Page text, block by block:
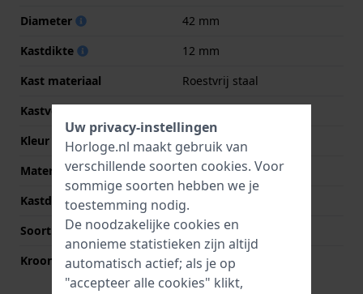
Diameter
42 mm
Kastdikte
12 mm
Kast materiaal
Roestvrij staal
Kastvorm
Kleur kast
Zilver
Materiaal kastdeksel
Roestvrij staal
Kastdeksel
Klikkast
Soort glas
Mineraal
Kroon
Trek kroon
Uw privacy-instellingen
Horloge.nl maakt gebruik van
verschillende soorten cookies. Voor
sommige soorten hebben we je
toestemming nodig.
De noodzakelijke cookies en
anonieme statistieken zijn altijd
automatisch actief; als je op
"accepteer alle cookies" klikt,